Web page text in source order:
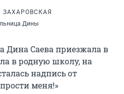
ЗАХАРОВСКАЯ
Дины
Дина Саева приезжала в
в родную школу, на
надпись от
меня!»